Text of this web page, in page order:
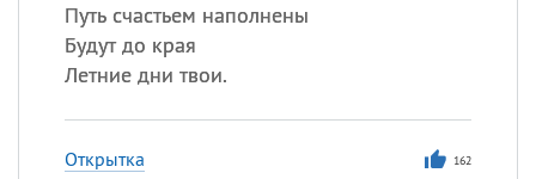
Путь счастьем наполнены
Будут до края
Летние дни твои.
Открытка 162